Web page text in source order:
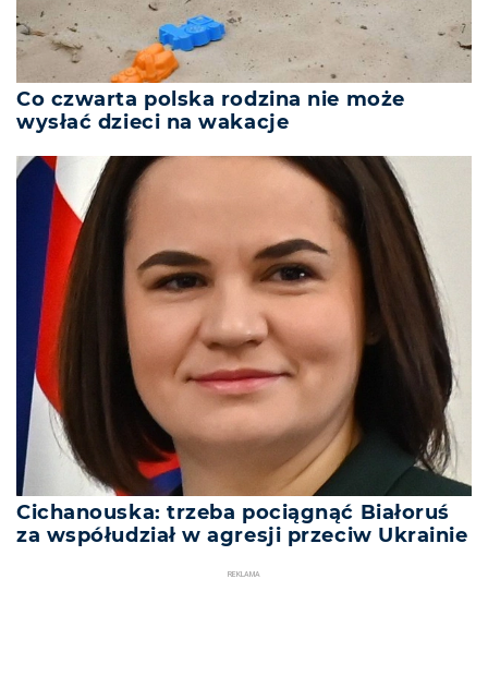
Co czwarta polska rodzina nie może
wysłać dzieci na wakacje
Cichanouska: trzeba pociągnąć Białoruś
za współudział w agresji przeciw Ukrainie
REKLAMA